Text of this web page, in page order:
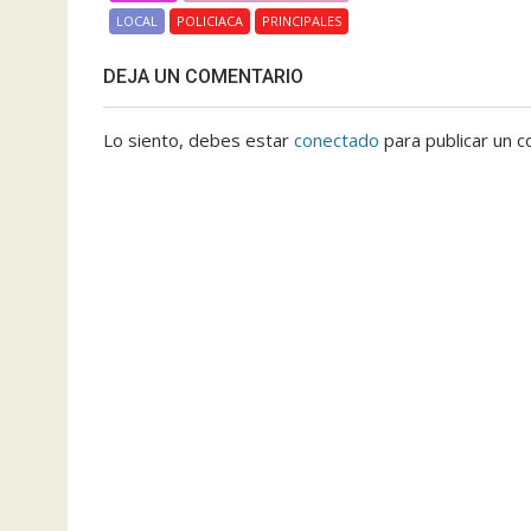
LOCAL
POLICIACA PRINCIPALES
DEJA UN COMENTARIO
Lo siento, debes estar conectado para publicar un